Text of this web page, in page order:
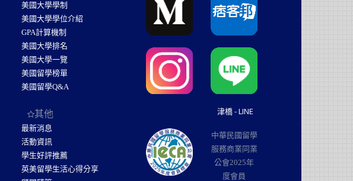
美國大學學制
美國大學學位介紹
GPA計算機制
美國大學排名
美國大學一覽
美國留學榜單
美國留學Q&A
其他
最新消息
活動資訊
學生好評推薦
英美留學生活心得分享
津橋 - LINE
中華民國留學
服務商業同業
公會2025年
度會員